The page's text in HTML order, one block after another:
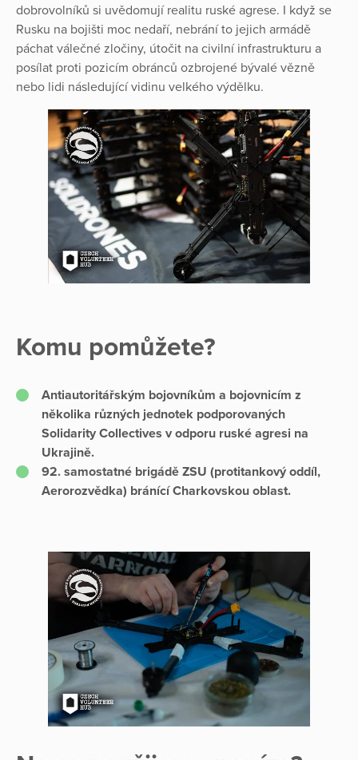
dobrovolníků si uvědomují realitu ruské agrese. I když se
Rusku na bojišti moc nedaří, nebrání to jejich armádě
páchat válečné zločiny, útočit na civilní infrastrukturu a
posílat proti pozicím obránců ozbrojené bývalé vězně
nebo lidi následující vidinu velkého výdělku.
Komu pomůžete?
Antiautoritářským bojovníkům a bojovnicím z
několika různých jednotek podporovaných
Solidarity Collectives v odporu ruské agresi na
Ukrajině.
92. samostatné brigádě ZSU (protitankový oddíl,
Aerorozvědka) bránící Charkovskou oblast.